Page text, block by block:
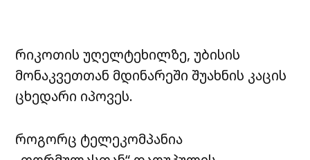
რიკოთის უღელტეხილზე, უბისის
მონაკვეთთან მდინარეში შუახნის კაცის
ცხედარი იპოვეს.
როგორც ტელეკომპანია